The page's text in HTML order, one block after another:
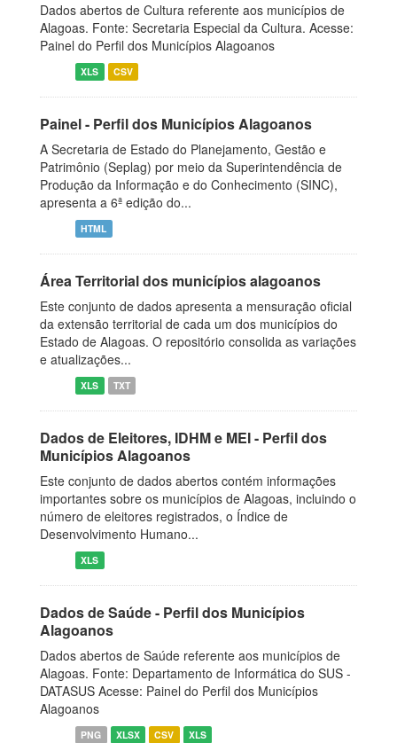
Dados abertos de Cultura referente aos municípios de
Alagoas. Fonte: Secretaria Especial da Cultura. Acesse:
Painel do Perfil dos Municípios Alagoanos
XLS CSV
Painel - Perfil dos Municípios Alagoanos
A Secretaria de Estado do Planejamento, Gestão e
Patrimônio (Seplag) por meio da Superintendência de
Produção da Informação e do Conhecimento (SINC),
apresenta a 6ª edição do...
HTML
Área Territorial dos municípios alagoanos
Este conjunto de dados apresenta a mensuração oficial
da extensão territorial de cada um dos municípios do
Estado de Alagoas. O repositório consolida as variações
e atualizações...
XLS TXT
Dados de Eleitores, IDHM e MEI - Perfil dos
Municípios Alagoanos
Este conjunto de dados abertos contém informações
importantes sobre os municípios de Alagoas, incluindo o
número de eleitores registrados, o Índice de
Desenvolvimento Humano...
XLS
Dados de Saúde - Perfil dos Municípios
Alagoanos
Dados abertos de Saúde referente aos municípios de
Alagoas. Fonte: Departamento de Informática do SUS -
DATASUS Acesse: Painel do Perfil dos Municípios
Alagoanos
PNG XLSX CSV XLS